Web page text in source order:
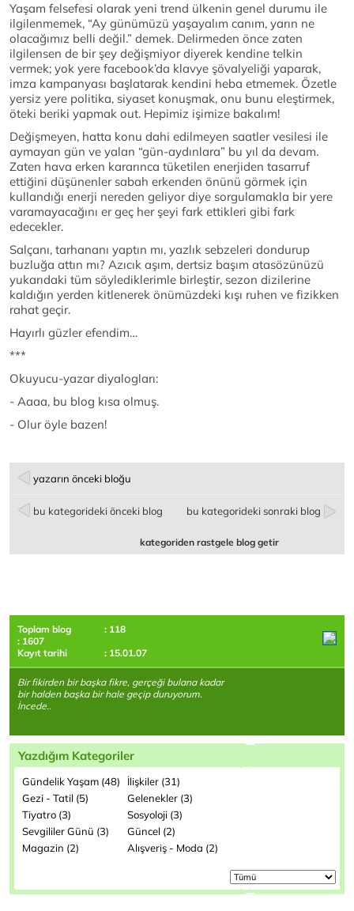
Yaşam felsefesi olarak yeni trend ülkenin genel durumu ile
ilgilenmemek, “Ay günümüzü yaşayalım canım, yarın ne
olacağımız belli değil.” demek. Delirmeden önce zaten
ilgilensen de bir şey değişmiyor diyerek kendine telkin
vermek; yok yere facebook’da klavye şövalyeliği yaparak,
imza kampanyası başlatarak kendini heba etmemek. Özetle
yersiz yere politika, siyaset konuşmak, onu bunu eleştirmek,
öteki beriki yapmak out. Hepimiz işimize bakalım!
Değişmeyen, hatta konu dahi edilmeyen saatler vesilesi ile
aymayan gün ve yalan “gün-aydınlara” bu yıl da devam.
Zaten hava erken kararınca tüketilen enerjiden tasarruf
ettiğini düşünenler sabah erkenden önünü görmek için
kullandığı enerji nereden geliyor diye sorgulamakla bir yere
varamayacağını er geç her şeyi fark ettikleri gibi fark
edecekler.
Salçanı, tarhananı yaptın mı, yazlık sebzeleri dondurup
buzluğa attın mı? Azıcık aşım, dertsiz başım atasözünüzü
yukarıdaki tüm söylediklerimle birleştir, sezon dizilerine
kaldığın yerden kitlenerek önümüzdeki kışı ruhen ve fizikken
rahat geçir.
Hayırlı güzler efendim…
***
Okuyucu-yazar diyalogları:
- Aaaa, bu blog kısa olmuş.
- Olur öyle bazen!
yazarın önceki bloğu
bu kategorideki önceki blog bu kategorideki sonraki blog
kategoriden rastgele blog getir
Toplam blog
: 118
: 1607
Kayıt tarihi
: 15.01.07
Bir fikirden bir başka fikre, gerçeği bulana kadar
bir halden başka bir hale geçip duruyorum.
İncede..
Yazdığım Kategoriler
Gündelik Yaşam (48)
İlişkiler (31)
Gezi - Tatil (5)
Gelenekler (3)
Tiyatro (3)
Sosyoloji (3)
Sevgililer Günü (3)
Güncel (2)
Magazin (2)
Alışveriş - Moda (2)